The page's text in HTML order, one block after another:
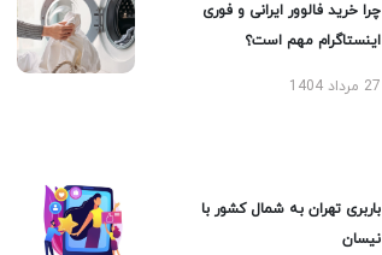
چرا خرید فالوور ایرانی و فوری
اینستاگرام مهم است؟
27 مرداد 1404
باربری تهران به شمال کشور با
نیسان